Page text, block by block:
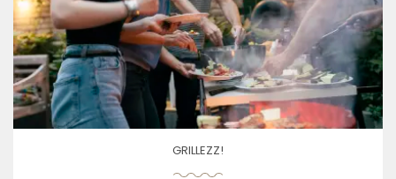
GRILLEZZ!